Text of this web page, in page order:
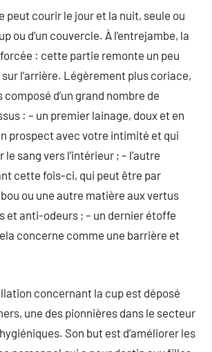
peut courir le jour et la nuit, seule ou
ou d’un couvercle. À l’entrejambe, la
: cette partie remonte un peu
l’arrière. Légèrement plus coriace,
composé d’un grand nombre de
: – un premier lainage, doux et en
prospect avec votre intimité et qui
sang vers l’intérieur ; – l’autre
cette fois-ci, qui peut être par
ou une autre matière aux vertus
et anti-odeurs ; – un dernier étoffe
concerne comme une barrière et
concernant la cup est déposé
une des pionnières dans le secteur
Son but est d’améliorer les